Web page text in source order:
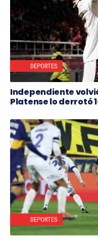
DEPORTES
Independiente
Platense lo derrotó
DEPORTES